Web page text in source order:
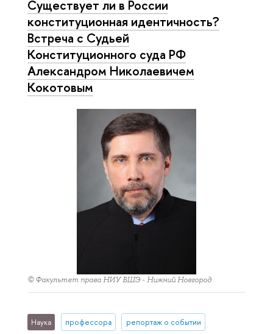
Существует ли в России
конституционная идентичность?
Встреча с Судьей
Конституционного суда РФ
Александром Николаевичем
Кокотовым
© Факультет права НИУ ВШЭ - Нижний Новгород
Наука профессора репортаж о событии